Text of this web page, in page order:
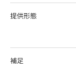
提供形態
補足